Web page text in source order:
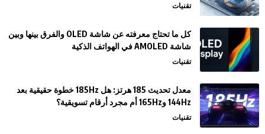
تقنيات
كل ما تحتاج معرفته عن شاشة OLED والفرق بينها وبين
شاشة AMOLED في الهواتف الذكية
تقنيات
معدل تحديث 185 هرتز: هل 185Hz خطوة حقيقية بعد
144Hz و165Hz أم مجرد أرقام تسويقية؟
تقنيات